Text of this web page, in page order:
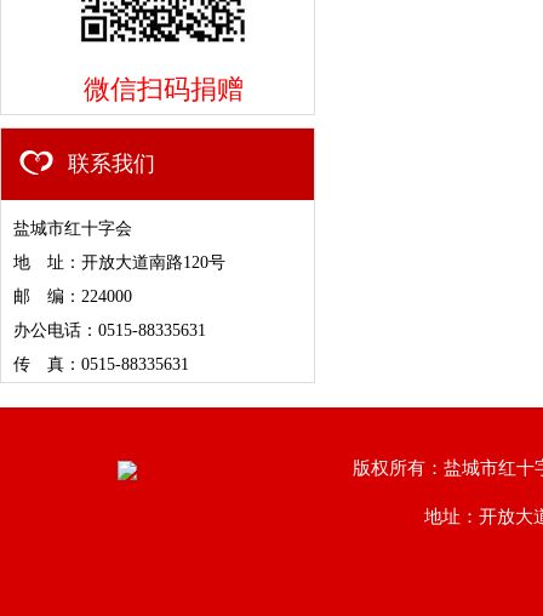
微信扫码捐赠
联系我们
盐城市红十字会
地 址：开放大道南路120号
邮 编：224000
办公电话：0515-88335631
传 真：0515-88335631
版权所有：盐城市红十
地址：开放大